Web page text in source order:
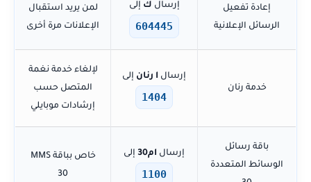
إعادة تفعيل
الرسائل الإعلانية
إرسال ك إلى
604445
لمن يريد استقبال
الإعلانات مرة أخرى
خدمة رنان
إرسال ا رنان إلى
1404
لإلغاء خدمة نغمة
المتصل حسب
إرشادات موبايلي
باقة رسائل
الوسائط المتعددة
إرسال ام30 إلى
1100
خاص بباقة MMS
30